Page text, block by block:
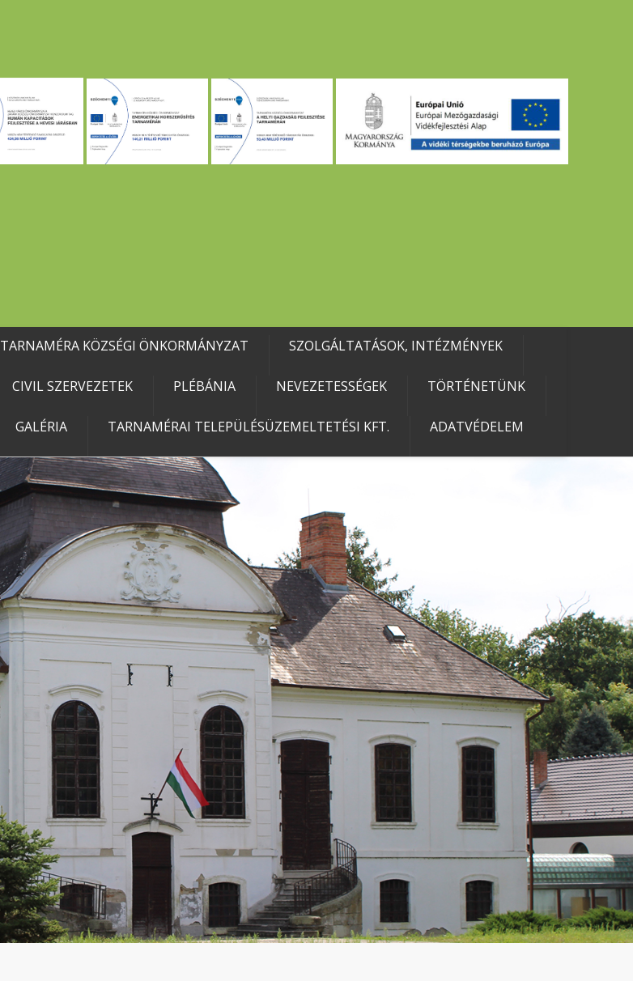
TARNAMÉRA KÖZSÉGI ÖNKORMÁNYZAT SZOLGÁLTATÁSOK, INTÉZMÉNYEK
CIVIL SZERVEZETEK PLÉBÁNIA NEVEZETESSÉGEK TÖRTÉNETÜNK
GALÉRIA TARNAMÉRAI TELEPÜLÉSÜZEMELTETÉSI KFT. ADATVÉDELEM